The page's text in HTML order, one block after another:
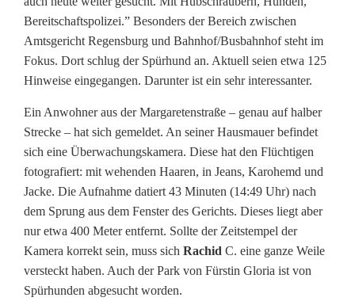
a
t
e
N
e
u
e
s
v
Bereitschaftspolizei.” Besonders der Bereich zwischen
Amtsgericht Regensburg und Bahnhof/Busbahnhof steht im
Fokus. Dort schlug der Spürhund an. Aktuell seien etwa 125
Hinweise eingegangen. Darunter ist ein sehr interessanter.
Ein Anwohner aus der Margaretenstraße – genau auf halber
Strecke – hat sich gemeldet. An seiner Hausmauer befindet
sich eine Überwachungskamera. Diese hat den Flüchtigen
fotografiert: mit wehenden Haaren, in Jeans, Karohemd und
Jacke. Die Aufnahme datiert 43 Minuten (14:49 Uhr) nach
dem Sprung aus dem Fenster des Gerichts. Dieses liegt aber
nur etwa 400 Meter entfernt. Sollte der Zeitstempel der
Kamera korrekt sein, muss sich Rachid C. eine ganze Weile
versteckt haben. Auch der Park von Fürstin Gloria ist von
Spürhunden abgesucht worden.